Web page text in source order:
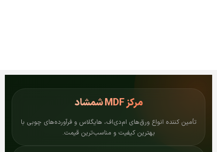
مرکزMDF شمشاد
تأمین کننده انواع ورق‌های ام‌دی‌اف، هایگلاس و فرآورده‌های چوبی با
بهترین کیفیت و مناسب‌ترین قیمت.